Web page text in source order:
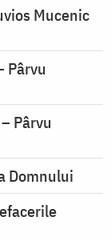
Mucenic
Pârvu
Pârvu
Domnului